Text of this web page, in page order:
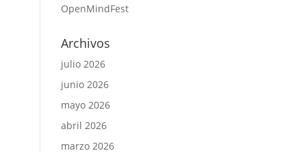
OpenMindFest
Archivos
julio 2026
junio 2026
mayo 2026
abril 2026
marzo 2026